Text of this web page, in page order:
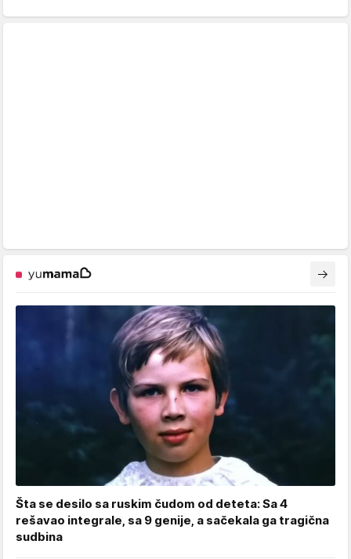
Šta se desilo sa ruskim čudom od deteta: Sa 4
rešavao integrale, sa 9 genije, a sačekala ga tragična
sudbina